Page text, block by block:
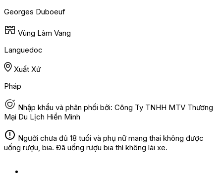
Georges Duboeuf
Vùng Làm Vang
Languedoc
Xuất Xứ
Pháp
Nhập khẩu và phân phối bởi: Công Ty TNHH MTV Thương
Mại Du Lịch Hiền Minh
Người chưa đủ 18 tuổi và phụ nữ mang thai không được
uống rượu, bia. Đã uống rượu bia thì không lái xe.